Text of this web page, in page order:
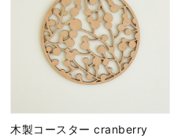
木製コースター cranberry